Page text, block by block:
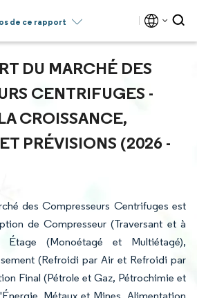
de ce rapport
DU MARCHÉ DES
CENTRIFUGES -
CROISSANCE,
PRÉVISIONS (2026 -
des Compresseurs Centrifuges est
de Compresseur (Traversant et à
Étage (Monoétagé et Multiétagé),
(Refroidi par Air et Refroidi par
Final (Pétrole et Gaz, Pétrochimie et